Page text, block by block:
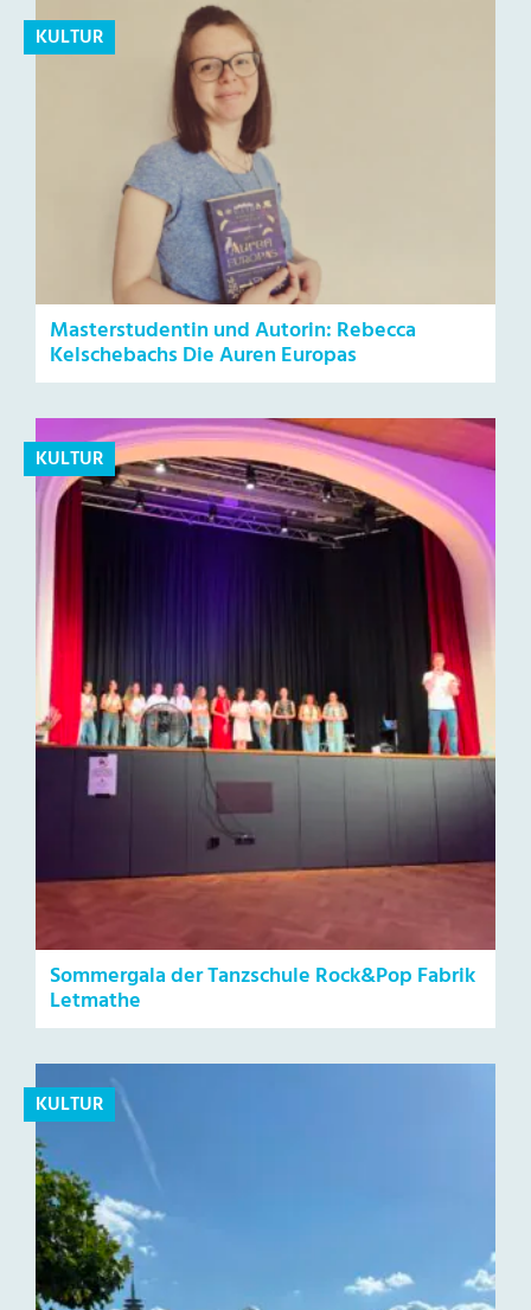
KULTUR
Masterstudentin und Autorin: Rebecca
Kelschebachs Die Auren Europas
KULTUR
Sommergala der Tanzschule Rock&Pop Fabrik
Letmathe
KULTUR